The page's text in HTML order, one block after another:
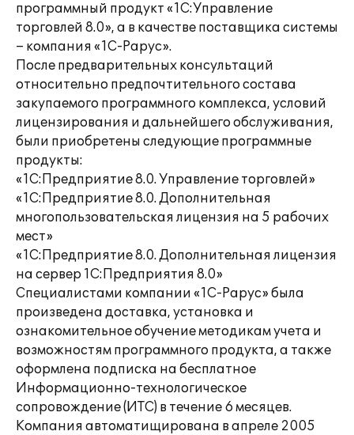
программный продукт «1С:Управление
торговлей 8.0», а в качестве поставщика системы
– компания «1С-Рарус».
После предварительных консультаций
относительно предпочтительного состава
закупаемого программного комплекса, условий
лицензирования и дальнейшего обслуживания,
были приобретены следующие программные
продукты:
«1С:Предприятие 8.0. Управление торговлей»
«1С:Предприятие 8.0. Дополнительная
многопользовательская лицензия на 5 рабочих
мест»
«1С:Предприятие 8.0. Дополнительная лицензия
на сервер 1С:Предприятия 8.0»
Специалистами компании «1С-Рарус» была
произведена доставка, установка и
ознакомительное обучение методикам учета и
возможностям программного продукта, а также
оформлена подписка на бесплатное
Информационно-технологическое
сопровождение (ИТС) в течение 6 месяцев.
Компания автоматищирована в апреле 2005